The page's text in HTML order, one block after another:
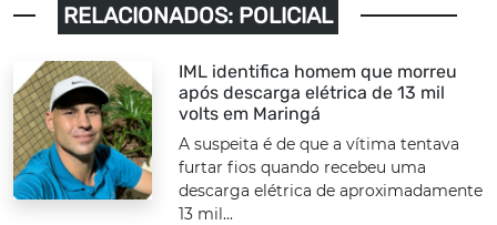
RELACIONADOS: POLICIAL
IML identifica homem que morreu
após descarga elétrica de 13 mil
volts em Maringá
A suspeita é de que a vítima tentava
furtar fios quando recebeu uma
descarga elétrica de aproximadamente
13 mil...